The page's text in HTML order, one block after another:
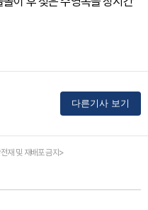
다른기사 보기
재 및 재배포 금지>